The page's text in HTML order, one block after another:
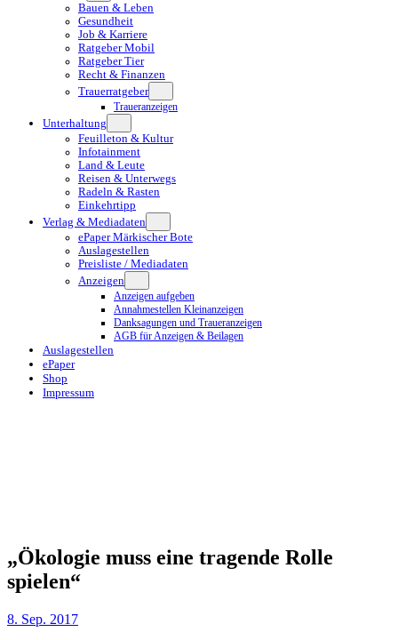
Bauen & Leben
Gesundheit
Job & Karriere
Ratgeber Mobil
Ratgeber Tier
Recht & Finanzen
Trauerratgeber
Traueranzeigen
Unterhaltung
Feuilleton & Kultur
Infotainment
Land & Leute
Reisen & Unterwegs
Radeln & Rasten
Einkehrtipp
Verlag & Mediadaten
ePaper Märkischer Bote
Auslagestellen
Preisliste / Mediadaten
Anzeigen
Anzeigen aufgeben
Annahmestellen Kleinanzeigen
Danksagungen und Traueranzeigen
AGB für Anzeigen & Beilagen
Auslagestellen
ePaper
Shop
Impressum
„Ökologie muss eine tragende Rolle
spielen“
8. Sep. 2017